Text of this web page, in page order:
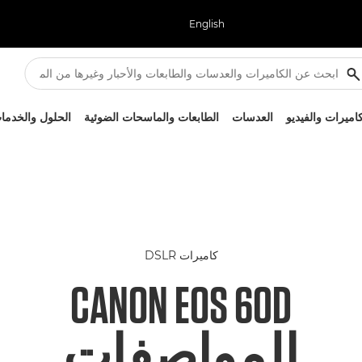
English
والفيديو العدسات الطابعات والماسحات الضوئية الحلول
كاميرات DSLR
CANON EOS 60D